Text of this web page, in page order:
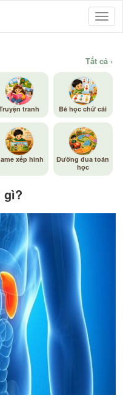
Tất cả ›
tranh Bé học chữ cái
xếp hình
Đường đua toán
học
gì?